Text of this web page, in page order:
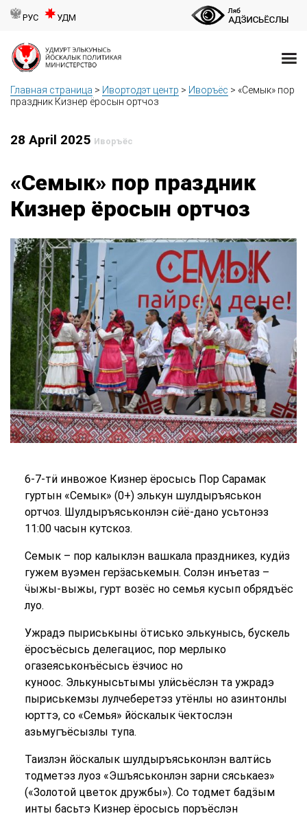
РУС УДМ
Главная страница > Ивортодэт центр > Иворъёс > «Семык» пор
праздник Кизнер ёросын ортчоз
28 April 2025 Иворъёс
«Семык» пор праздник
Кизнер ёросын ортчоз
6-7-тӥ инвожое Кизнер ёросысь Пор Сарамак
гуртын «Семык» (0+) элькун шулдыръяськон
ортчоз. Шулдыръяськонлэн сӥё-дано усьтонэз
11:00 часын кутскоз.
Семык – пор калыклэн вашкала праздникез, кудӥз
гужем вуэмен герӟаськемын. Солэн инъетаз –
ӵыжы-выжы, гурт возёс но семья кусып обрядъёс
луо.
Ужрадэ пыриськыны ӧтисько элькунысь, бускель
ёросъёсысь делегациос, пор мерлыко
огазеяськонъёсысь ёзчиос но
куноос. Элькунысьтымы улӥсьёслэн та ужрадэ
пыриськемзы лулчеберетэз утёнлы но азинтонлы
юрттэ, со «Семья» йӧскалык ӵектослэн
азьмугъёсызлы тупа.
Таизлэн йӧскалык шулдыръяськонлэн валтӥсь
тодметэз луоз «Эшъяськонлэн зарни сяськаез»
(«Золотой цветок дружбы»). Со тодмет бадӟым
инты басьтэ Кизнер ёросысь поръёслэн